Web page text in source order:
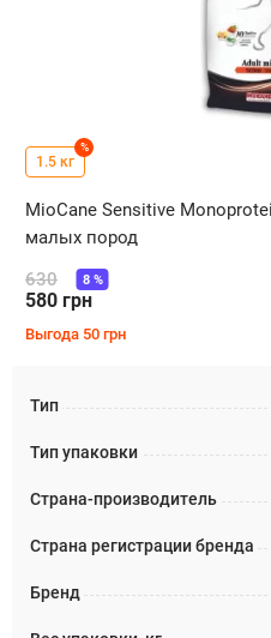
Тип
Тип упаковки
Страна-производитель
Страна регистрации бренда
Бренд
1.5 кг
%
MioCane Sensitive
малых пород
630
580 грн
8%
Выгода 50 грн